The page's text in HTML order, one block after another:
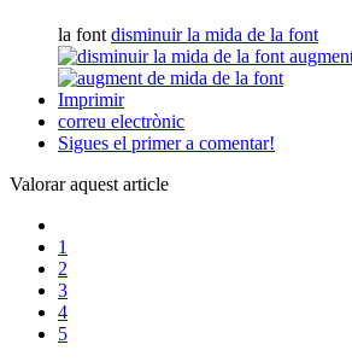
la font disminuir la mida de la font
Imprimir
correu electrònic
Sigues el primer a comentar!
Valorar aquest article
1
2
3
4
5